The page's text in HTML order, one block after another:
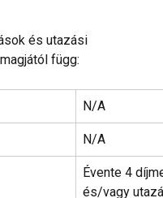
és utazási
függ:
N/A
N/A
Évente 4
és/vagy